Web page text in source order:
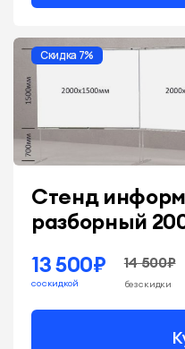
Скидка 7%
Стенд
разборный
13 500₽
со скидкой
14 500₽
без скидки